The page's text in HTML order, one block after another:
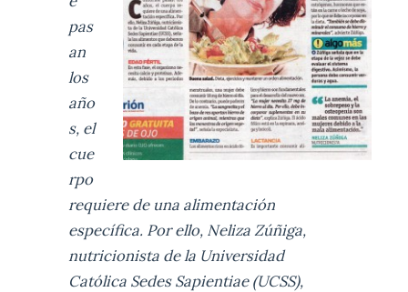
pas
an
los
año
s, el
cue
rpo
requiere de una alimentación
específica. Por ello, Neliza Zúñiga,
nutricionista de la Universidad
Católica Sedes Sapientiae (UCSS),